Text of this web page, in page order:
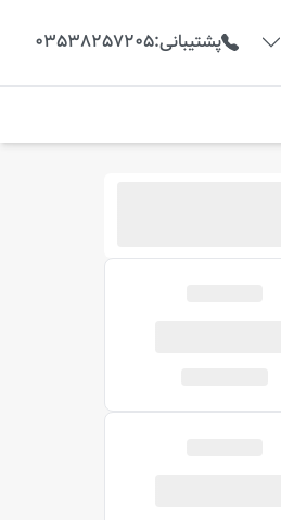
پشتیبانی:
03538257205